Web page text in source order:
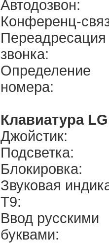
Автодозвон:
Конференц-
Переадресация
звонка:
Определение
номера:
Клавиатура
Джойстик:
Подсветка:
Блокировка:
Звуковая
T9:
Ввод русскими
буквами: